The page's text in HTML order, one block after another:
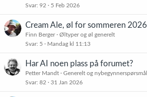
Svar 92 5 Feb 2026
Cream Ale, øl for sommeren 2026
Finn Berger
Øltyper og øl generelt
Svar 5 Mandag kl 11:13
Har AI noen plass på forumet?
Petter Mandt
Generelt og nybegynnerspørsmål
Svar 82 31 Jan 2026